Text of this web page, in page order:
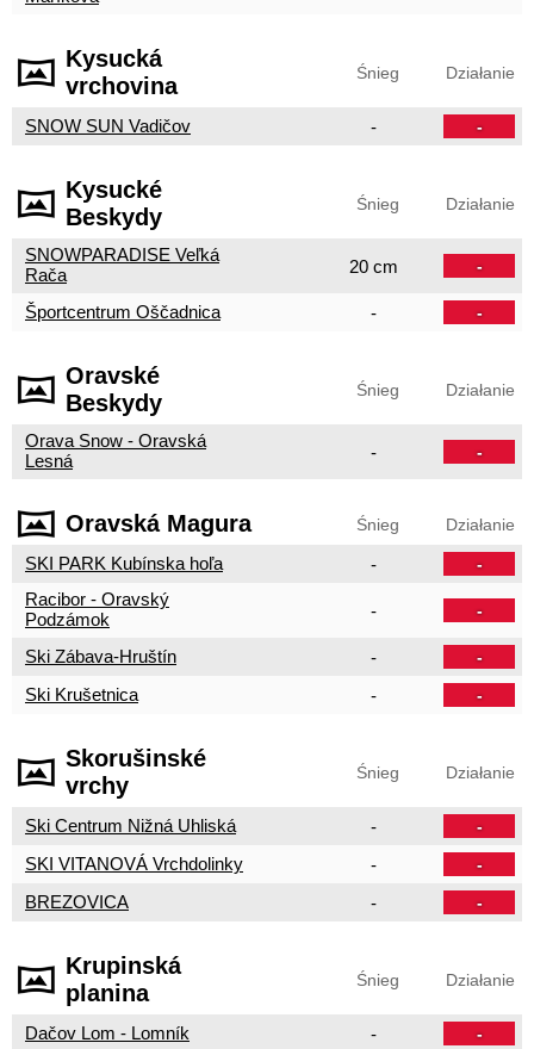
Kysucká
vrchovina
Śnieg Działanie
SNOW SUN Vadičov - -
Kysucké
Beskydy
Śnieg Działanie
SNOWPARADISE Veľká
Rača
20 cm -
Športcentrum Oščadnica - -
Oravské
Beskydy
Śnieg Działanie
Orava Snow - Oravská
Lesná
- -
Oravská Magura Śnieg Działanie
SKI PARK Kubínska hoľa - -
Racibor - Oravský
Podzámok
- -
Ski Zábava-Hruštín - -
Ski Krušetnica - -
Skorušinské
vrchy
Śnieg Działanie
Ski Centrum Nižná Uhliská - -
SKI VITANOVÁ Vrchdolinky - -
BREZOVICA - -
Krupinská
planina
Śnieg Działanie
Dačov Lom - Lomník - -